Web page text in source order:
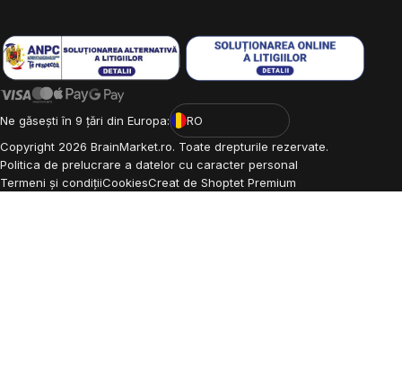
Ne găsești în 9 țări din Europa:
RO
Copyright 2026 BrainMarket.ro. Toate drepturile rezervate.
Politica de prelucrare a datelor cu caracter personal
Termeni și condițiiCookiesCreat de Shoptet Premium